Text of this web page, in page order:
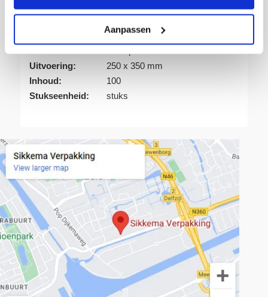
Aanpassen
90 MY
Uitvoering:
250 x 350 mm
Inhoud:
100
Stukseenheid:
stuks